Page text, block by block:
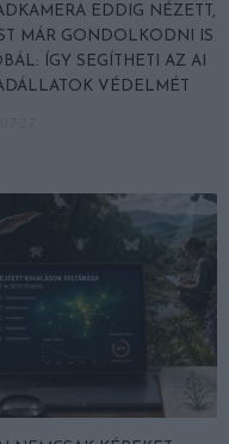
EDDIG NÉZETT,
MÁR GONDOLKODNI IS
ÍGY SEGÍTHETI AZ AI
VÉDELMÉT